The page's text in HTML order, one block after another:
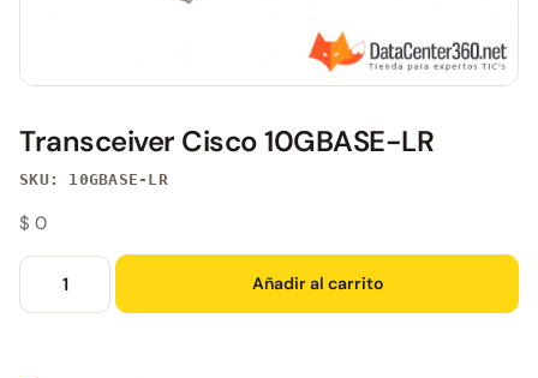
Transceiver Cisco 10GBASE-LR
SKU: 10GBASE-LR
$ 0
Añadir al carrito